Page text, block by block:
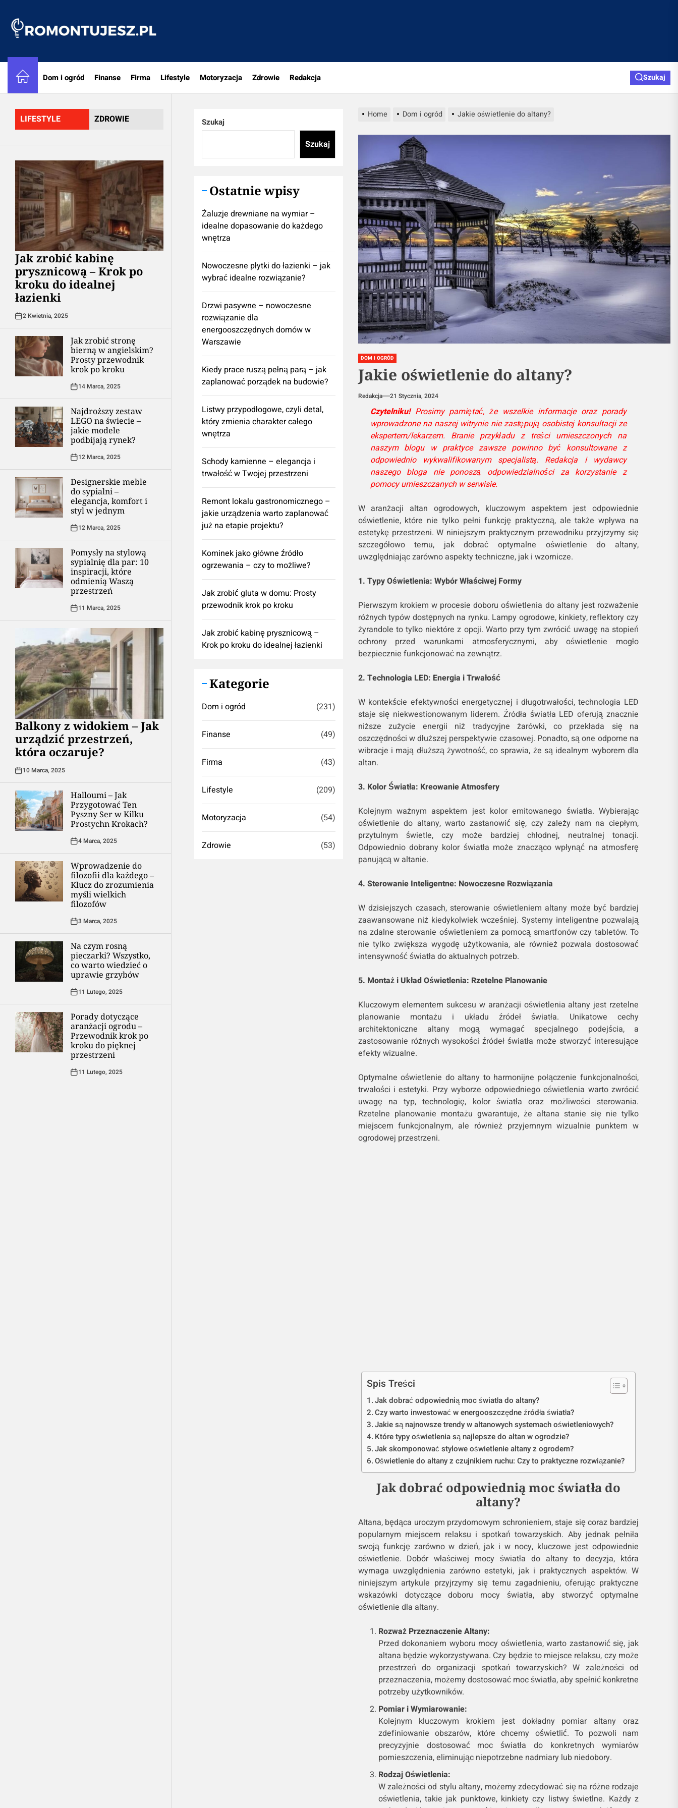
content
Dom i ogród Finanse Firma Lifestyle Motoryzacja Zdrowie Redakcja Szukaj
LIFESTYLE ZDROWIE
Jak zrobić kabinę
prysznicową – Krok po
kroku do idealnej
łazienki
2 Kwietnia, 2025
Jak zrobić stronę
bierną w angielskim?
Prosty przewodnik
krok po kroku
14 Marca, 2025
Najdroższy zestaw
LEGO na świecie –
jakie modele
podbijają rynek?
12 Marca, 2025
Designerskie meble
do sypialni –
elegancja, komfort i
styl w jednym
12 Marca, 2025
Pomysły na stylową
sypialnię dla par: 10
inspiracji, które
odmienią Waszą
przestrzeń
11 Marca, 2025
Balkony z widokiem – Jak
urządzić przestrzeń,
która oczaruje?
10 Marca, 2025
Halloumi – Jak
Przygotować Ten
Pyszny Ser w Kilku
Prostychn Krokach?
4 Marca, 2025
Wprowadzenie do
filozofii dla każdego –
Klucz do zrozumienia
myśli wielkich
filozofów
3 Marca, 2025
Na czym rosną
pieczarki? Wszystko,
co warto wiedzieć o
uprawie grzybów
11 Lutego, 2025
Porady dotyczące
aranżacji ogrodu –
Przewodnik krok po
kroku do pięknej
przestrzeni
11 Lutego, 2025
Home Dom i ogród Jakie oświetlenie do altany?
DOM I OGRÓD
Jakie oświetlenie do altany?
Redakcja 21 Stycznia, 2024
Czytelniku!Prosimy pamiętać, że wszelkie informacje oraz porady
wprowadzone na naszej witrynie nie zastępują osobistej konsultacji ze
ekspertem/lekarzem. Branie przykładu z treści umieszczonych na
naszym blogu w praktyce zawsze powinno być konsultowane z
odpowiednio wykwalifikowanym specjalistą. Redakcja i wydawcy
naszego bloga nie ponoszą odpowiedzialności za korzystanie z
pomocy umieszczanych w serwisie.
W aranżacji altan ogrodowych, kluczowym aspektem jest odpowiednie
oświetlenie, które nie tylko pełni funkcję praktyczną, ale także wpływa na
estetykę przestrzeni. W niniejszym praktycznym przewodniku przyjrzymy się
szczegółowo temu, jak dobrać optymalne oświetlenie do altany,
uwzględniając zarówno aspekty techniczne, jak i wzornicze.
1. Typy Oświetlenia: Wybór Właściwej Formy
Pierwszym krokiem w procesie doboru oświetlenia do altany jest rozważenie
różnych typów dostępnych na rynku. Lampy ogrodowe, kinkiety, reflektory czy
żyrandole to tylko niektóre z opcji. Warto przy tym zwrócić uwagę na stopień
ochrony przed warunkami atmosferycznymi, aby oświetlenie mogło
bezpiecznie funkcjonować na zewnątrz.
2. Technologia LED: Energia i Trwałość
W kontekście efektywności energetycznej i długotrwałości, technologia LED
staje się niekwestionowanym liderem. Źródła światła LED oferują znacznie
niższe zużycie energii niż tradycyjne żarówki, co przekłada się na
oszczędności w dłuższej perspektywie czasowej. Ponadto, są one odporne na
wibracje i mają dłuższą żywotność, co sprawia, że są idealnym wyborem dla
altan.
3. Kolor Światła: Kreowanie Atmosfery
Kolejnym ważnym aspektem jest kolor emitowanego światła. Wybierając
oświetlenie do altany, warto zastanowić się, czy zależy nam na ciepłym,
przytulnym świetle, czy może bardziej chłodnej, neutralnej tonacji.
Odpowiednio dobrany kolor światła może znacząco wpłynąć na atmosferę
panującą w altanie.
4. Sterowanie Inteligentne: Nowoczesne Rozwiązania
W dzisiejszych czasach, sterowanie oświetleniem altany może być bardziej
zaawansowane niż kiedykolwiek wcześniej. Systemy inteligentne pozwalają
na zdalne sterowanie oświetleniem za pomocą smartfonów czy tabletów. To
nie tylko zwiększa wygodę użytkowania, ale również pozwala dostosować
intensywność światła do aktualnych potrzeb.
5. Montaż i Układ Oświetlenia: Rzetelne Planowanie
Kluczowym elementem sukcesu w aranżacji oświetlenia altany jest rzetelne
planowanie montażu i układu źródeł światła. Unikatowe cechy
architektoniczne altany mogą wymagać specjalnego podejścia, a
zastosowanie różnych wysokości źródeł światła może stworzyć interesujące
efekty wizualne.
Optymalne oświetlenie do altany to harmonijne połączenie funkcjonalności,
trwałości i estetyki. Przy wyborze odpowiedniego oświetlenia warto zwrócić
uwagę na typ, technologię, kolor światła oraz możliwości sterowania.
Rzetelne planowanie montażu gwarantuje, że altana stanie się nie tylko
miejscem funkcjonalnym, ale również przyjemnym wizualnie punktem w
ogrodowej przestrzeni.
Spis Treści
Jak dobrać odpowiednią moc światła do altany?
Czy warto inwestować w energooszczędne źródła światła?
Jakie są najnowsze trendy w altanowych systemach oświetleniowych?
Które typy oświetlenia są najlepsze do altan w ogrodzie?
Jak skomponować stylowe oświetlenie altany z ogrodem?
Oświetlenie do altany z czujnikiem ruchu: Czy to praktyczne rozwiązanie?
Jak dobrać odpowiednią moc światła do
altany?
Altana, będąca uroczym przydomowym schronieniem, staje się coraz bardziej
popularnym miejscem relaksu i spotkań towarzyskich. Aby jednak pełniła
swoją funkcję zarówno w dzień, jak i w nocy, kluczowe jest odpowiednie
oświetlenie. Dobór właściwej mocy światła do altany to decyzja, która
wymaga uwzględnienia zarówno estetyki, jak i praktycznych aspektów. W
niniejszym artykule przyjrzymy się temu zagadnieniu, oferując praktyczne
wskazówki dotyczące doboru mocy światła, aby stworzyć optymalne
oświetlenie dla altany.
Rozważ Przeznaczenie Altany:
Przed dokonaniem wyboru mocy oświetlenia, warto zastanowić się, jak
altana będzie wykorzystywana. Czy będzie to miejsce relaksu, czy może
przestrzeń do organizacji spotkań towarzyskich? W zależności od
przeznaczenia, możemy dostosować moc światła, aby spełnić konkretne
potrzeby użytkowników.
Pomiar i Wymiarowanie:
Kolejnym kluczowym krokiem jest dokładny pomiar altany oraz
zdefiniowanie obszarów, które chcemy oświetlić. To pozwoli nam
precyzyjnie dostosować moc światła do konkretnych wymiarów
pomieszczenia, eliminując niepotrzebne nadmiary lub niedobory.
Rodzaj Oświetlenia:
W zależności od stylu altany, możemy zdecydować się na różne rodzaje
oświetlenia, takie jak punktowe, kinkiety czy listwy świetlne. Każdy z
Szukaj
Szukaj
Ostatnie wpisy
Żaluzje drewniane na wymiar –
idealne dopasowanie do każdego
wnętrza
Nowoczesne płytki do łazienki – jak
wybrać idealne rozwiązanie?
Drzwi pasywne – nowoczesne
rozwiązanie dla
energooszczędnych domów w
Warszawie
Kiedy prace ruszą pełną parą – jak
zaplanować porządek na budowie?
Listwy przypodłogowe, czyli detal,
który zmienia charakter całego
wnętrza
Schody kamienne – elegancja i
trwałość w Twojej przestrzeni
​Remont lokalu gastronomicznego –
jakie urządzenia warto zaplanować
już na etapie projektu?
Kominek jako główne źródło
ogrzewania – czy to możliwe?
Jak zrobić gluta w domu: Prosty
przewodnik krok po kroku
Jak zrobić kabinę prysznicową –
Krok po kroku do idealnej łazienki
Kategorie
Dom i ogród (231)
Finanse (49)
Firma (43)
Lifestyle (209)
Motoryzacja (54)
Zdrowie (53)